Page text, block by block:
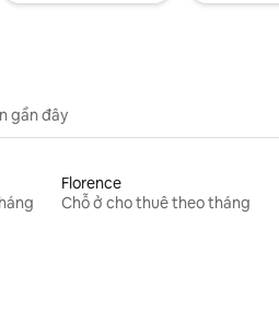
gần đây
Florence
Chỗ ở cho thuê theo tháng